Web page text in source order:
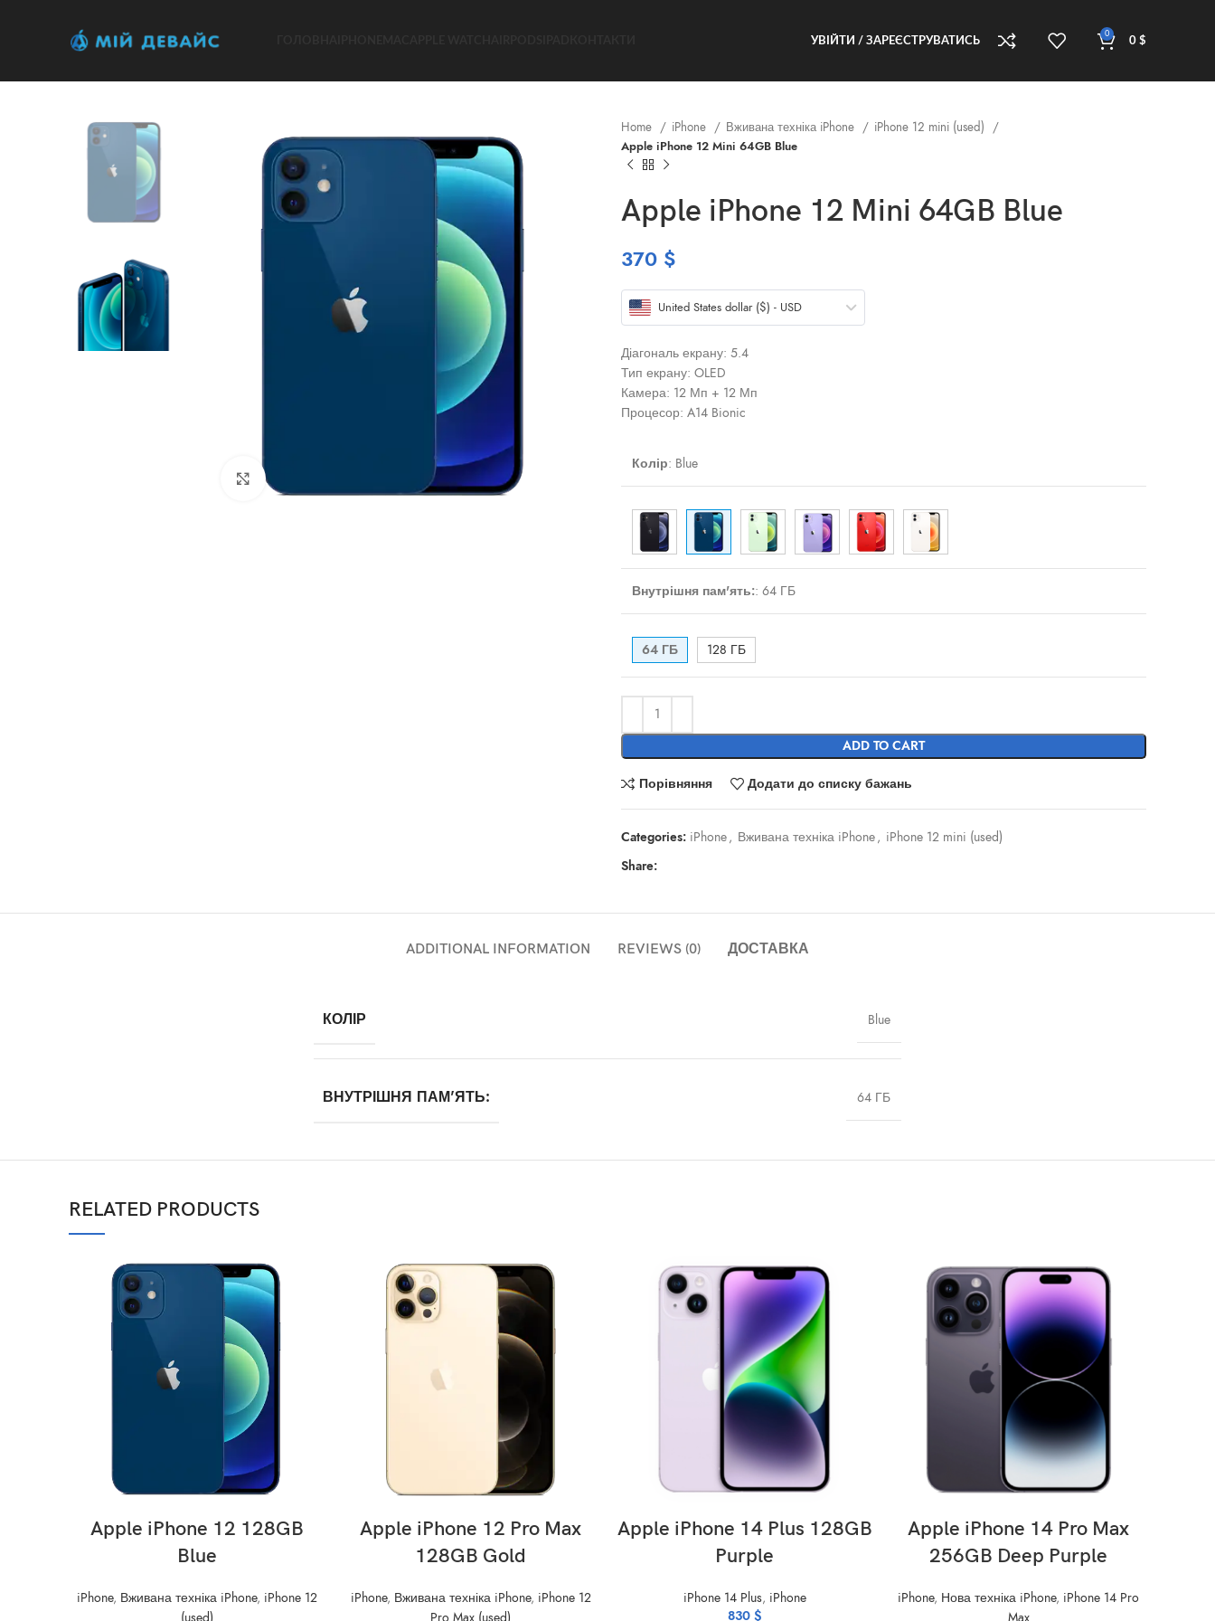
УВІЙТИ / ЗАРЕЄСТРУВАТИСЬ
0
0 $
Клацніть, щоб збільшити
Home iPhone Вживана техніка iPhone
iPhone 12 mini (used)
Apple iPhone 12 Mini 64GB Blue
Apple iPhone 12 Mini 64GB Blue
370 $
United States dollar ($) - USD
Діагональ екрану: 5.4
Тип екрану: OLED
Камера: 12 Мп + 12 Мп
Процесор: A14 Bionic
Колір: Blue
Внутрішня пам'ять:: 64 ГБ
64 ГБ 128 ГБ
ADD TO CART
Порівняння Додати до списку бажань
Categories: iPhone, Вживана техніка iPhone, iPhone 12 mini (used)
Share:
ADDITIONAL INFORMATION REVIEWS (0) ДОСТАВКА
КОЛІР Blue
ВНУТРІШНЯ ПАМ'ЯТЬ: 64 ГБ
RELATED PRODUCTS
Apple iPhone 12 128GB
Blue
iPhone, Вживана техніка iPhone, iPhone 12
Apple iPhone 12 Pro Max
128GB Gold
iPhone, Вживана техніка iPhone, iPhone 12
Apple iPhone 14 Plus 128GB
Purple
iPhone 14 Plus, iPhone
830 $
Apple iPhone 14 Pro Max
256GB Deep Purple
iPhone, Нова техніка iPhone, iPhone 14 Pro